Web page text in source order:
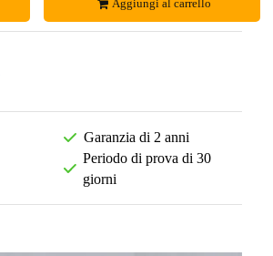
Aggiungi al carrello
Garanzia di 2 anni
Periodo di prova di 30
giorni